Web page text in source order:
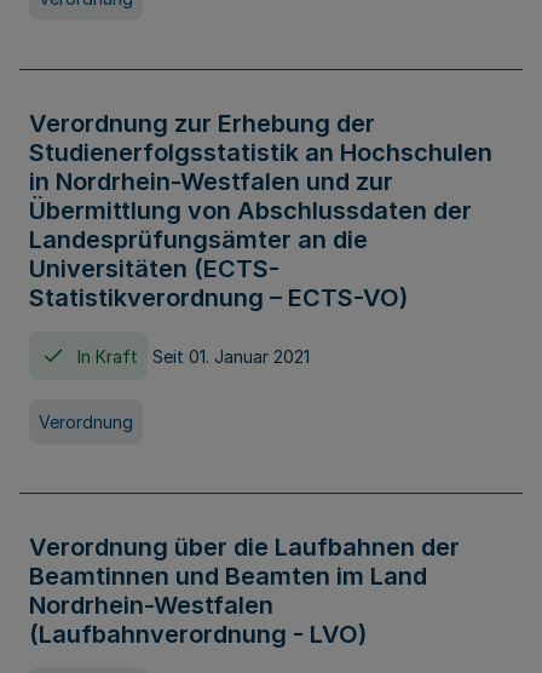
Verordnung zur Erhebung der
Studienerfolgsstatistik an Hochschulen
in Nordrhein-Westfalen und zur
Übermittlung von Abschlussdaten der
Landesprüfungsämter an die
Universitäten (ECTS-
Statistikverordnung – ECTS-VO)
In Kraft Seit 01. Januar 2021
Verordnung
Verordnung über die Laufbahnen der
Beamtinnen und Beamten im Land
Nordrhein-Westfalen
(Laufbahnverordnung - LVO)